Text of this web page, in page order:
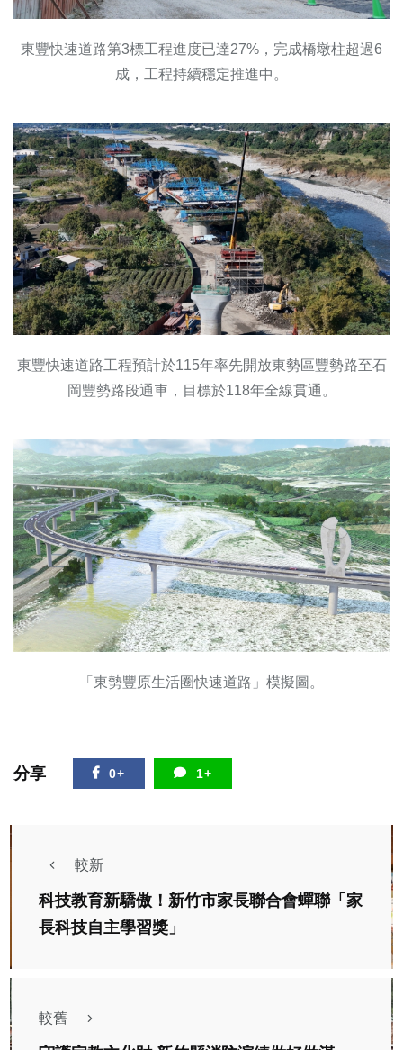
東豐快速道路第3標工程進度已達27%，完成橋墩柱超過6
成，工程持續穩定推進中。
東豐快速道路工程預計於115年率先開放東勢區豐勢路至石
岡豐勢路段通車，目標於118年全線貫通。
「東勢豐原生活圈快速道路」模擬圖。
分享 0+ 1+
較新
科技教育新驕傲！新竹市家長聯合會蟬聯「家
長科技自主學習獎」
較舊